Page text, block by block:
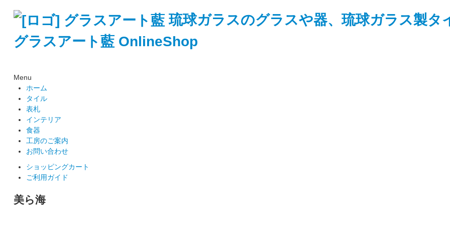
琉球ガラスのグラスや器、琉球ガラス製タ
グラスアート藍 OnlineShop
Menu
ホーム
タイル
表札
インテリア
食器
工房のご案内
お問い合わせ
ショッピングカート
ご利用ガイド
美ら海